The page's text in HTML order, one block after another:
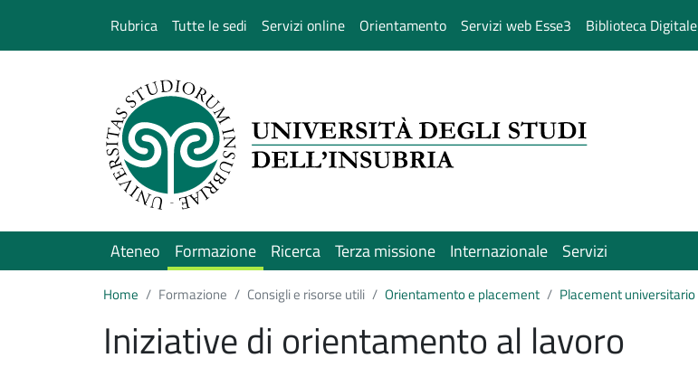
Rubrica Tutte le sedi Servizi online Orientamento Servizi web Esse3 Biblioteca Digitale
Ateneo Formazione Ricerca Terza missione Internazionale Servizi
Home Formazione Consigli e risorse utili Orientamento e placement Placement universitario
Iniziative di orientamento al lavoro